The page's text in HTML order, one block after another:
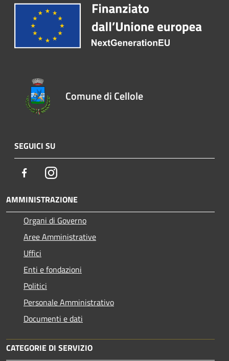
Comune di Cellole
SEGUICI SU
FacebookInstagram
AMMINISTRAZIONE
Organi di Governo
Aree Amministrative
Uffici
Enti e fondazioni
Politici
Personale Amministrativo
Documenti e dati
CATEGORIE DI SERVIZIO